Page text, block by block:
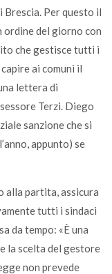
Brescia. Per questo il
del giorno con
che gestisce tutti i
ai comuni il
lettera di
Terzi. Diego
sanzione che si
appunto) se
alla partita, assicura
tutti i sindaci
da tempo: «È una
la scelta del gestore
non prevede